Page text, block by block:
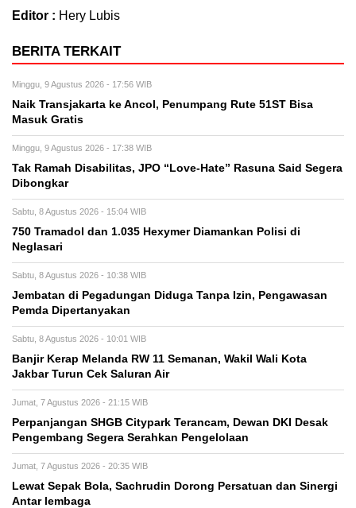
Editor : Hery Lubis
BERITA TERKAIT
Minggu, 9 Agustus 2026 - 17:56 WIB
Naik Transjakarta ke Ancol, Penumpang Rute 51ST Bisa
Masuk Gratis
Minggu, 9 Agustus 2026 - 17:38 WIB
Tak Ramah Disabilitas, JPO “Love-Hate” Rasuna Said Segera
Dibongkar
Sabtu, 8 Agustus 2026 - 15:04 WIB
750 Tramadol dan 1.035 Hexymer Diamankan Polisi di
Neglasari
Sabtu, 8 Agustus 2026 - 10:38 WIB
Jembatan di Pegadungan Diduga Tanpa Izin, Pengawasan
Pemda Dipertanyakan
Sabtu, 8 Agustus 2026 - 10:01 WIB
Banjir Kerap Melanda RW 11 Semanan, Wakil Wali Kota
Jakbar Turun Cek Saluran Air
Jumat, 7 Agustus 2026 - 21:15 WIB
Perpanjangan SHGB Citypark Terancam, Dewan DKI Desak
Pengembang Segera Serahkan Pengelolaan
Jumat, 7 Agustus 2026 - 20:35 WIB
Lewat Sepak Bola, Sachrudin Dorong Persatuan dan Sinergi
Antar lembaga